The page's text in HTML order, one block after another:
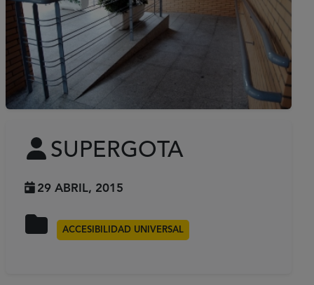
SUPERGOTA
29 ABRIL, 2015
ACCESIBILIDAD UNIVERSAL